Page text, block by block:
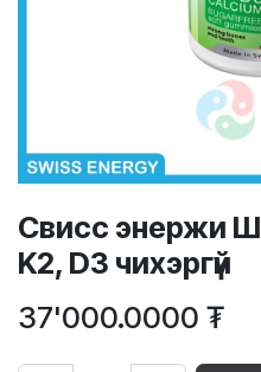
Свисс энержи
K2, D3 чихэргүй
37'000.0000 ₮